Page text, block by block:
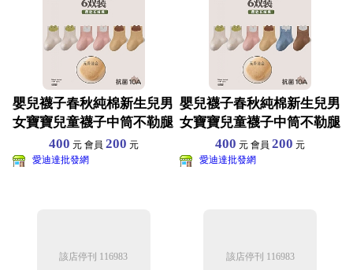
嬰兒襪子春秋純棉新生兒男
女寶寶兒童襪子中筒不勒腿
A類無骨棉襪 六雙裝
400 元 會員 200 元
愛迪達批發網
嬰兒襪子春秋純棉新生兒男
女寶寶兒童襪子中筒不勒腿
A類無骨棉襪 六雙裝
400 元 會員200 元
愛迪達批發網
該店停刊 116983 該店停刊 116983